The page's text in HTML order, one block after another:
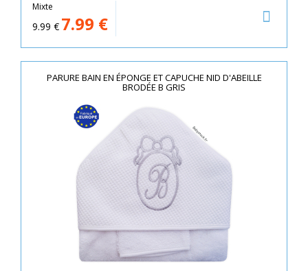
Mixte
9.99 € 7.99 €
PARURE BAIN EN ÉPONGE ET CAPUCHE NID D'ABEILLE
BRODÉE B GRIS